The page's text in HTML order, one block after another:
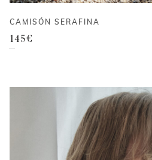
CAMISÓN SERAFINA
145€